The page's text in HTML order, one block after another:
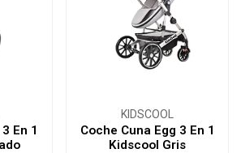
En 1
KIDSCOOL
Coche Cuna Egg 3 En 1
Kidscool Gris